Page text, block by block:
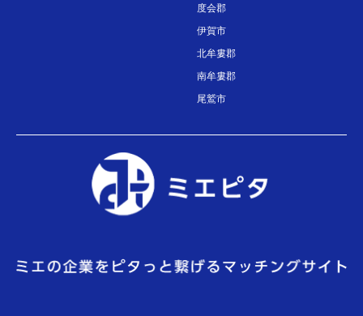
度会郡
伊賀市
北牟婁郡
南牟婁郡
尾鷲市